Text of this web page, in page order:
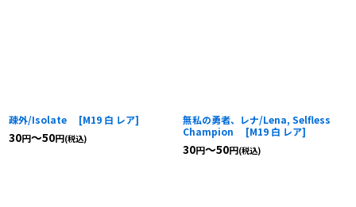
疎外/Isolate [M19 白 レア]
30円～50円(税込)
無私の勇者、レナ/Lena, Selfless
Champion
[M19 白 レア]
30円～50円(税込)